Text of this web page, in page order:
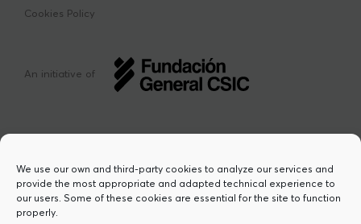
We use our own and third-party cookies to analyze our services and
provide the most appropriate and adapted technical experience to
our users. Some of these cookies are essential for the site to function
properly.
Cookies Policy
An initiative of
This project has received funding from the
European Union’s Horizon Europe research